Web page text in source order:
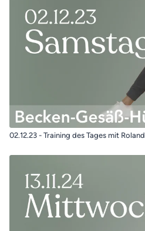
02.12.23 - Training des Tages mit Roland